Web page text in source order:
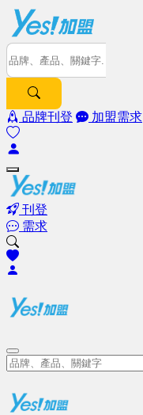
品牌刊登 加盟需求
刊登
需求